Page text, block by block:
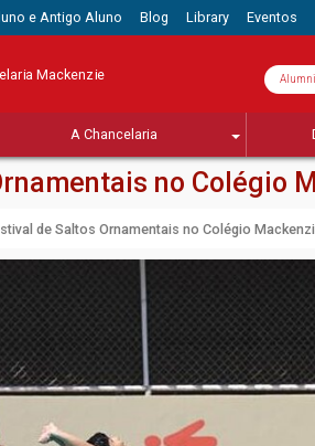
e Antigo Aluno Blog Library Eventos
Mackenzie Alumni
A Chancelaria
no Colégio
de Saltos Ornamentais no Colégio